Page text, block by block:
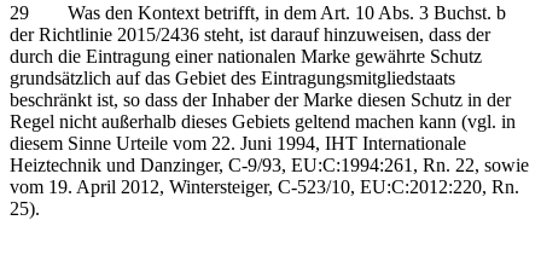
29 Was den Kontext betrifft, in dem Art. 10 Abs. 3 Buchst. b
der Richtlinie 2015/2436 steht, ist darauf hinzuweisen, dass der
durch die Eintragung einer nationalen Marke gewährte Schutz
grundsätzlich auf das Gebiet des Eintragungsmitgliedstaats
beschränkt ist, so dass der Inhaber der Marke diesen Schutz in der
Regel nicht außerhalb dieses Gebiets geltend machen kann (vgl. in
diesem Sinne Urteile vom 22. Juni 1994, IHT Internationale
Heiztechnik und Danzinger, C‑9/93, EU:C:1994:261, Rn. 22, sowie
vom 19. April 2012, Wintersteiger, C‑523/10, EU:C:2012:220, Rn.
25).